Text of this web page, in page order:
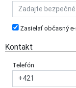
Zasielať občasný
Kontakt
Telefón